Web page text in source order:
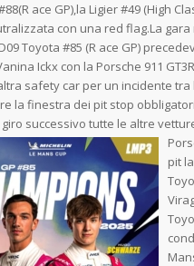
ace GP),la Ligier #49 (High
con una red flag.La
Toyota #85 (R ace GP)
Ickx con la Porsche 911
safety car per un incidente
la finestra dei pit stop
giro successivo tutte le altre
pit